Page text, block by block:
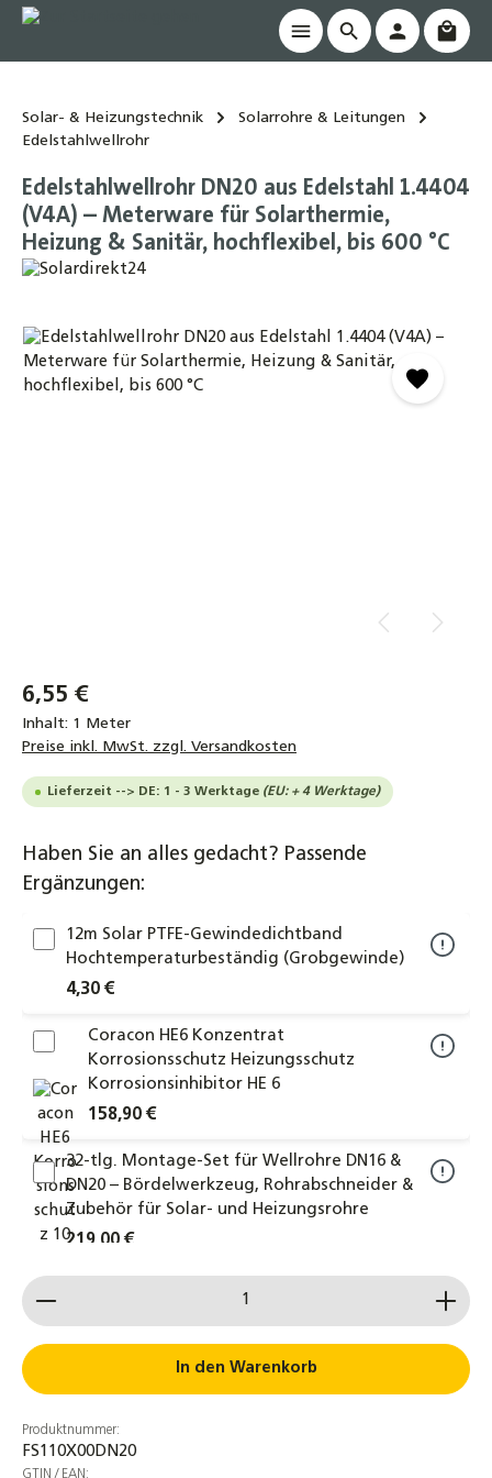
springen
Solar- & Heizungstechnik
Solarrohre & Leitungen
Edelstahlwellrohr
Edelstahlwellrohr DN20 aus Edelstahl 1.4404
(V4A) – Meterware für Solarthermie,
Heizung & Sanitär, hochflexibel, bis 600 °C
Bildergalerie überspringen
6,55 €
Inhalt: 1 Meter
Preise inkl. MwSt. zzgl. Versandkosten
Lieferzeit --> DE: 1 - 3 Werktage (EU: + 4 Werktage)
Haben Sie an alles gedacht? Passende
Ergänzungen:
12m Solar PTFE-Gewindedichtband
Hochtemperaturbeständig (Grobgewinde)
4,30 €
Coracon HE6 Konzentrat
Korrosionsschutz Heizungsschutz
Korrosionsinhibitor HE 6
158,90 €
32-tlg. Montage-Set für Wellrohre DN16 &
DN20 – Bördelwerkzeug, Rohrabschneider &
Zubehör für Solar- und Heizungsrohre
219,00 €
korrosionsbeständig für sichere
Flachkollektor Sonnenkollektor Linuo Ritter
Produkt Anzahl: Gib den gewünschten Wert ein
In den Warenkorb
Produktnummer:
FS110X00DN20
GTIN / EAN: